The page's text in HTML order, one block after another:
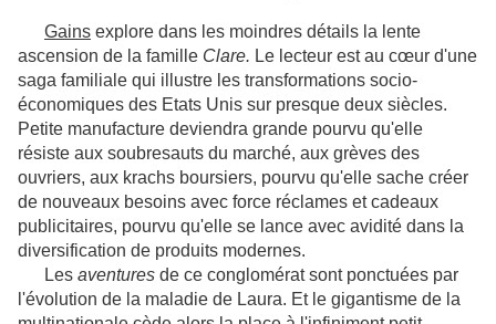
Gains explore dans les moindres détails la lente
ascension de la famille Clare. Le lecteur est au cœur d'une
saga familiale qui illustre les transformations socio-
économiques des Etats Unis sur presque deux siècles.
Petite manufacture deviendra grande pourvu qu'elle
résiste aux soubresauts du marché, aux grèves des
ouvriers, aux krachs boursiers, pourvu qu'elle sache créer
de nouveaux besoins avec force réclames et cadeaux
publicitaires, pourvu qu'elle se lance avec avidité dans la
diversification de produits modernes.
Les aventures de ce conglomérat sont ponctuées par
l'évolution de la maladie de Laura. Et le gigantisme de la